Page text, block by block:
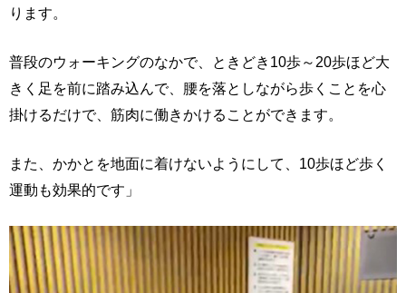
ります。
普段のウォーキングのなかで、ときどき10歩～20歩ほど大
きく足を前に踏み込んで、腰を落としながら歩くことを心
掛けるだけで、筋肉に働きかけることができます。
また、かかとを地面に着けないようにして、10歩ほど歩く
運動も効果的です」